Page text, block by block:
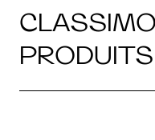
PRODUITS